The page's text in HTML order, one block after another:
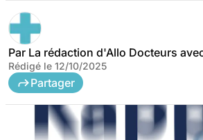
Par La rédaction d'Allo Docteurs
Rédigé le 12/10/2025
Partager